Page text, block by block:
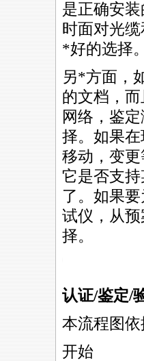
是正确安
时面对光
*好的选择
另*方面，
的文档，
网络，鉴
择。如果
移动，变
它是否支
了。如果
试仪，从
择。
认证/鉴定/
本流程图
开始